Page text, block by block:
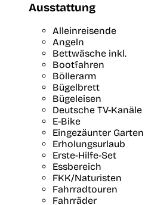
Ausstattung
Alleinreisende
Angeln
Bettwäsche inkl.
Bootfahren
Böllerarm
Bügelbrett
Bügeleisen
Deutsche TV-Kanäle
E-Bike
Eingezäunter Garten
Erholungsurlaub
Erste-Hilfe-Set
Essbereich
FKK/Naturisten
Fahrradtouren
Fahrräder